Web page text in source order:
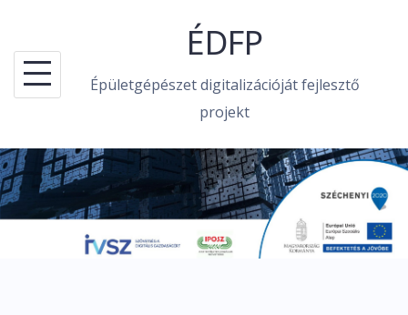
content
ÉDFP
Épületgépészet digitalizációját fejlesztő
projekt